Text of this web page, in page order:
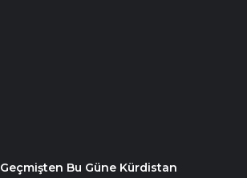
Geçmişten Bu Güne Kürdistan